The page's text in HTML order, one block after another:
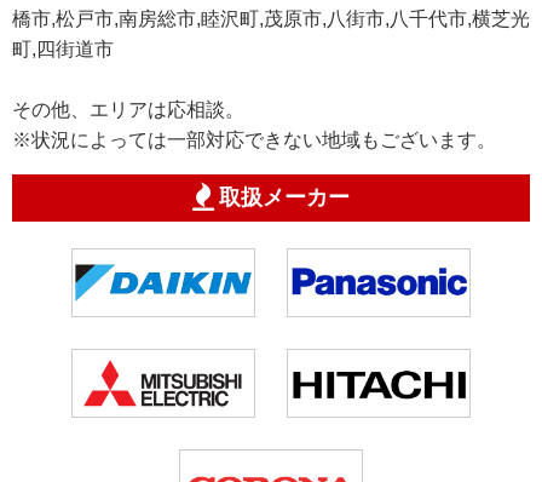
橋市,松戸市,南房総市,睦沢町,茂原市,八街市,八千代市,横芝光
町,四街道市
その他、エリアは応相談。
※状況によっては一部対応できない地域もございます。
取扱メーカー